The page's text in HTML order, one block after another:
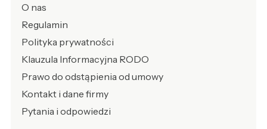
O nas
Regulamin
Polityka prywatności
Klauzula Informacyjna RODO
Prawo do odstąpienia od umowy
Kontakt i dane firmy
Pytania i odpowiedzi